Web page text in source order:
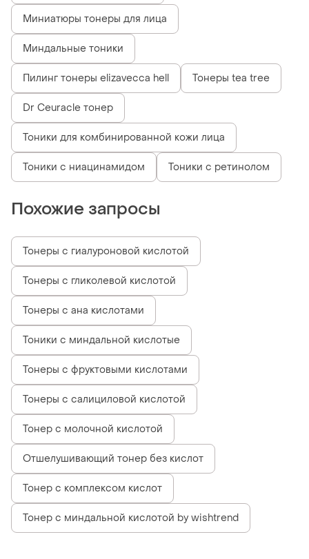
Миниатюры тонеры для лица
Миндальные тоники
Пилинг тонеры elizavecca hell Тонеры tea tree
Dr Ceuracle тонер
Тоники для комбинированной кожи лица
Тоники с ниацинамидом Тоники с ретинолом
Похожие запросы
Тонеры с гиалуроновой кислотой
Тонеры с гликолевой кислотой
Тонеры с ана кислотами
Тоники с миндальной кислотые
Тонеры с фруктовыми кислотами
Тонеры с салициловой кислотой
Тонер с молочной кислотой
Отшелушивающий тонер без кислот
Тонер с комплексом кислот
Тонер с миндальной кислотой by wishtrend